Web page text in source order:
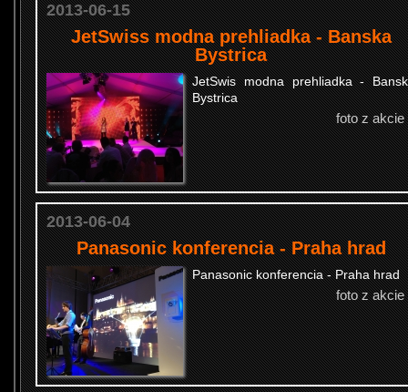
2013-06-15
JetSwiss modna prehliadka - Banska
Bystrica
JetSwis modna prehliadka -
Bystrica
foto z akcie
2013-06-04
Panasonic konferencia - Praha hrad
Panasonic konferencia - Praha hrad
foto z akcie